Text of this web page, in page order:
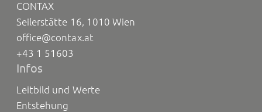
CONTAX
Seilerstätte 16, 1010 Wien
office@contax.at
+43 1 51603
Infos
Leitbild und Werte
Entstehung